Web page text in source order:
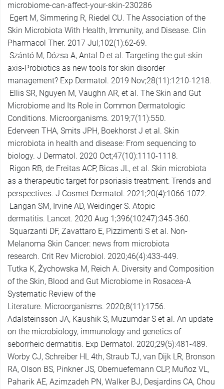
microbiome-can-affect-your-skin-230286
Egert M, Simmering R, Riedel CU. The Association of the
Skin Microbiota With Health, Immunity, and Disease. Clin
Pharmacol Ther. 2017 Jul;102(1):62-69.
Szántó M, Dózsa A, Antal D et al. Targeting the gut-skin
axis-Probiotics as new tools for skin disorder
management? Exp Dermatol. 2019 Nov;28(11):1210-1218.
Ellis SR, Nguyen M, Vaughn AR, et al. The Skin and Gut
Microbiome and Its Role in Common Dermatologic
Conditions. Microorganisms. 2019;7(11):550.
Ederveen THA, Smits JPH, Boekhorst J et al. Skin
microbiota in health and disease: From sequencing to
biology. J Dermatol. 2020 Oct;47(10):1110-1118.
Rigon RB, de Freitas ACP, Bicas JL, et al. Skin microbiota
as a therapeutic target for psoriasis treatment: Trends and
perspectives. J Cosmet Dermatol. 2021;20(4):1066-1072.
Langan SM, Irvine AD, Weidinger S. Atopic
dermatitis. Lancet. 2020 Aug 1;396(10247):345-360.
Squarzanti DF, Zavattaro E, Pizzimenti S et al. Non-
Melanoma Skin Cancer: news from microbiota
research. Crit Rev Microbiol. 2020;46(4):433-449.
Tutka K, Żychowska M, Reich A. Diversity and Composition
of the Skin, Blood and Gut Microbiome in Rosacea-A
Systematic Review of the
Literature. Microorganisms. 2020;8(11):1756.
Adalsteinsson JA, Kaushik S, Muzumdar S et al. An update
on the microbiology, immunology and genetics of
seborrheic dermatitis. Exp Dermatol. 2020;29(5):481-489.
Worby CJ, Schreiber HL 4th, Straub TJ, van Dijk LR, Bronson
RA, Olson BS, Pinkner JS, Obernuefemann CLP, Muñoz VL,
Paharik AE, Azimzadeh PN, Walker BJ, Desjardins CA, Chou